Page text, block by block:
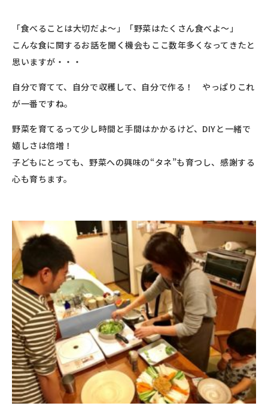
「食べることは大切だよ〜」「野菜はたくさん食べよ〜」
こんな食に関するお話を聞く機会もここ数年多くなってきたと
思いますが・・・
自分で育てて、自分で収穫して、自分で作る！ やっぱりこれ
が一番ですね。
野菜を育てるって少し時間と手間はかかるけど、DIYと一緒で
嬉しさは倍増！
子どもにとっても、野菜への興味の“タネ”も育つし、感謝する
心も育ちます。